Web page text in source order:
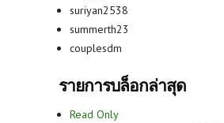
suriyan2538
summerth23
couplesdm
รายการบล็อกล่าสุด
Read Only